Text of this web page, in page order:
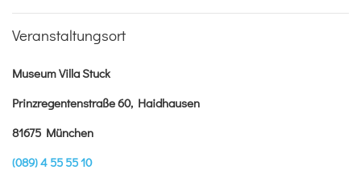
Veranstaltungsort
Museum Villa Stuck
Prinzregentenstraße 60, Haidhausen
81675 München
(089) 4 55 55 10